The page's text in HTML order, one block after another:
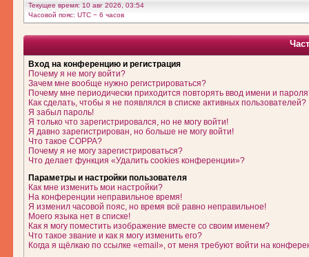
Текущее время: 10 авг 2026, 03:54
Часовой пояс: UTC − 6 часов
Вход на конференцию и регистрация
Почему я не могу войти?
Зачем мне вообще нужно регистрироваться?
Почему мне периодически приходится повторять ввод имени и
Как сделать, чтобы я не появлялся в списке активных пользователей?
Я забыл пароль!
Я только что зарегистрировался, но не могу войти!
Я давно зарегистрирован, но больше не могу войти!
Что такое COPPA?
Почему я не могу зарегистрироваться?
Что делает функция «Удалить cookies конференции»?
Параметры и настройки пользователя
Как мне изменить мои настройки?
На конференции неправильное время!
Я изменил часовой пояс, но время всё равно неправильное!
Моего языка нет в списке!
Как я могу поместить изображение вместе со своим именем?
Что такое звание и как я могу изменить его?
Когда я щёлкаю по ссылке «email», от меня требуют войти на